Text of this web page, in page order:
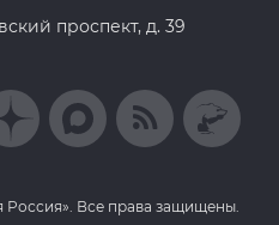
проспект, д. 39
Все права защищены.